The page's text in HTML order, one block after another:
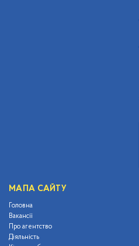
МАПА САЙТУ
Головна
Вакансії
Про агентство
Діяльність